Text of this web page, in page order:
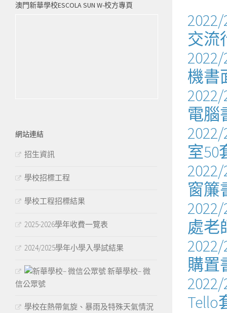
交流
機書
電腦
室50
窗簾
處老
購置
Tello
澳門新華學校ESCOLA SUN W-校方專頁
網站連結
招生資訊
學校招標工程
學校工程招標結果
2025-2026學年收費一覽表
2024/2025學年小學入學試結果
新華學校– 微
信公眾號
學校在熱帶氣旋、暴雨及特殊天氣情況